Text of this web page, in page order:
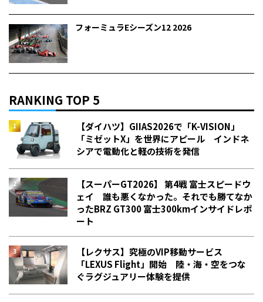
フォーミュラEシーズン12 2026
RANKING TOP 5
【ダイハツ】GIIAS2026で「K-VISION」
「ミゼットX」を世界にアピール インドネ
シアで電動化と軽の技術を発信
【スーパーGT2026】 第4戦 富士スピードウ
ェイ 誰も悪くなかった。それでも勝てなか
った――BRZ GT300 富士300kmインサイドレポ
ート
【レクサス】究極のVIP移動サービス
「LEXUS Flight」開始 陸・海・空をつな
ぐラグジュアリー体験を提供